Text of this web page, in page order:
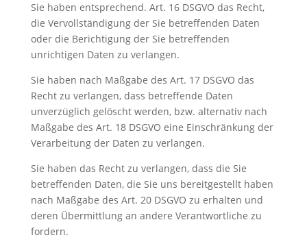
Sie haben entsprechend. Art. 16 DSGVO das Recht,
die Vervollständigung der Sie betreffenden Daten
oder die Berichtigung der Sie betreffenden
unrichtigen Daten zu verlangen.
Sie haben nach Maßgabe des Art. 17 DSGVO das
Recht zu verlangen, dass betreffende Daten
unverzüglich gelöscht werden, bzw. alternativ nach
Maßgabe des Art. 18 DSGVO eine Einschränkung der
Verarbeitung der Daten zu verlangen.
Sie haben das Recht zu verlangen, dass die Sie
betreffenden Daten, die Sie uns bereitgestellt haben
nach Maßgabe des Art. 20 DSGVO zu erhalten und
deren Übermittlung an andere Verantwortliche zu
fordern.